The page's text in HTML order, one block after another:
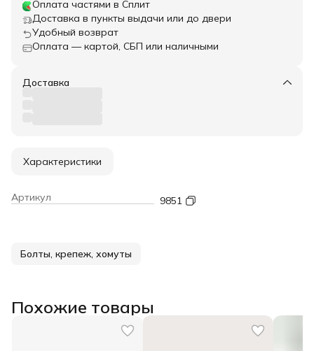
Оплата частями в Сплит
Доставка в пункты выдачи или до двери
Удобный возврат
Оплата — картой, СБП или наличными
Доставка
Характеристики
Артикул 9851
Болты, крепеж, хомуты
Похожие товары